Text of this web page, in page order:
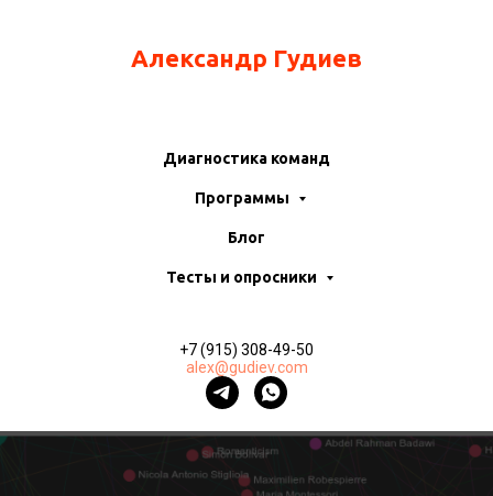
Александр Гудиев
Диагностика команд
Программы
Блог
Тесты и опросники
+7 (915) 308-49-50
alex@gudiev.com